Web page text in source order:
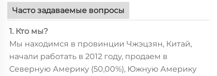
Часто задаваемые вопросы
1. Кто мы?
Мы находимся в провинции Чжэцзян, Китай,
начали работать в 2012 году, продаем в
Северную Америку (50,00%), Южную Америку